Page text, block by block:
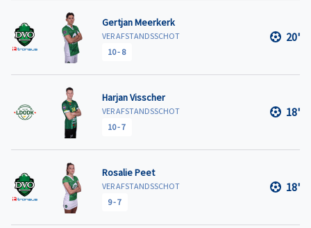
Gertjan Meerkerk
VER AFSTANDSSCHOT
10- 8
20'
Harjan Visscher
VER AFSTANDSSCHOT
10-7
18'
Rosalie Peet
VER AFSTANDSSCHOT
9-7
18'